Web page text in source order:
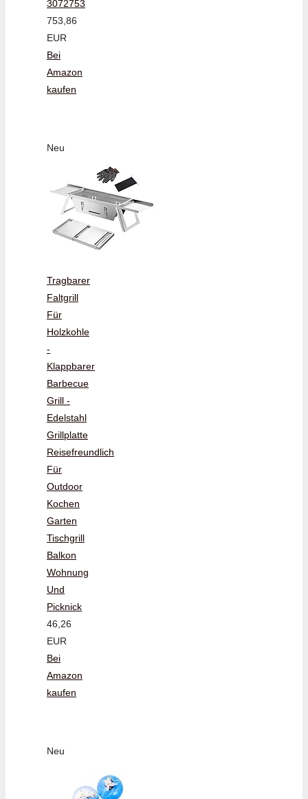
3072753
753,86
EUR
Bei
Amazon
kaufen
Neu
Tragbarer
Faltgrill
Für
Holzkohle
-
Klappbarer
Barbecue
Grill -
Edelstahl
Grillplatte
Reisefreundlich
Für
Outdoor
Kochen
Garten
Tischgrill
Balkon
Wohnung
Und
Picknick
46,26
EUR
Bei
Amazon
kaufen
Neu